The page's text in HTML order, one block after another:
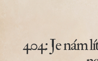
404: Je nám